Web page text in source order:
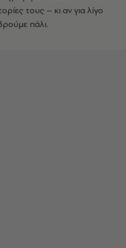
τους – κι αν για λίγο
πάλι.